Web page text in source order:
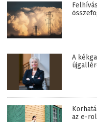
A
az e-